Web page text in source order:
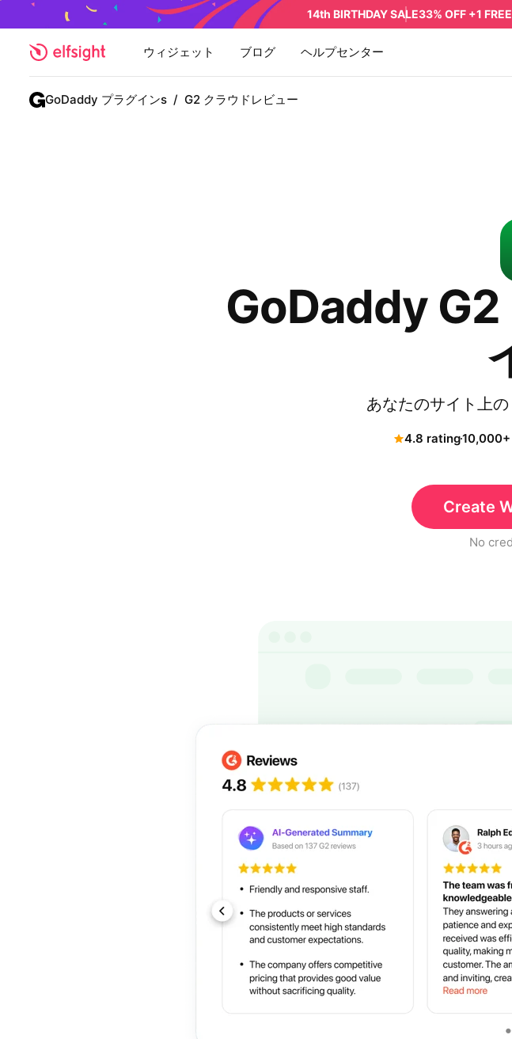
14th BIRTHDAY SALE33% OFF +1
ウィジェット ブログ ヘルプセンター
GoDaddy プラグインs / G2 クラウドレビュー
GoDaddy G2
あなたのサイト上
4.8 rating
Create
No